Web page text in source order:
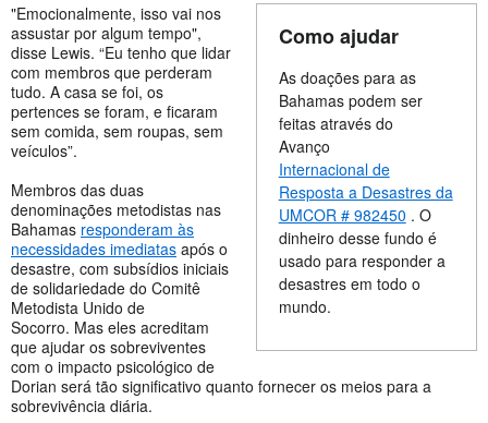
Como ajudar
As doações para as
Bahamas podem ser
feitas através do
Avanço
Internacional de
Resposta a Desastres da
UMCOR # 982450 . O
dinheiro desse fundo é
usado para responder a
desastres em todo o
mundo.
"Emocionalmente, isso vai nos
assustar por algum tempo",
disse Lewis. “Eu tenho que lidar
com membros que perderam
tudo. A casa se foi, os
pertences se foram, e ficaram
sem comida, sem roupas, sem
veículos”.
Membros das duas
denominações metodistas nas
Bahamas responderam às
necessidades imediatas após o
desastre, com subsídios iniciais
de solidariedade do Comitê
Metodista Unido de
Socorro. Mas eles acreditam
que ajudar os sobreviventes
com o impacto psicológico de
Dorian será tão significativo quanto fornecer os meios para a
sobrevivência diária.